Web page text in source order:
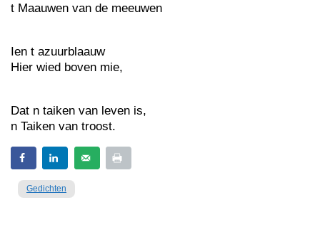
t Maauwen van de meeuwen
Ien t azuurblaauw
Hier wied boven mie,
Dat n taiken van leven is,
n Taiken van troost.
Gedichten